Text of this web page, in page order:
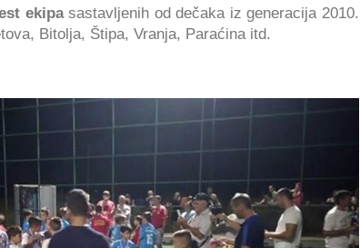
ekipasastavljenih od dečaka iz generacija 2010.
Bitolja, Štipa, Vranja, Paraćina itd.